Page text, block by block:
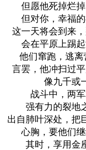
但愿他死掉烂
但对你，幸福
这一天将会到来
会在平原上踢
他们窜跑，逃
言罢，他冲扫过
像九千或
战斗中，两
强有力的裂地
出自肺叶深处，把
心胸，要他们
其时，享用金